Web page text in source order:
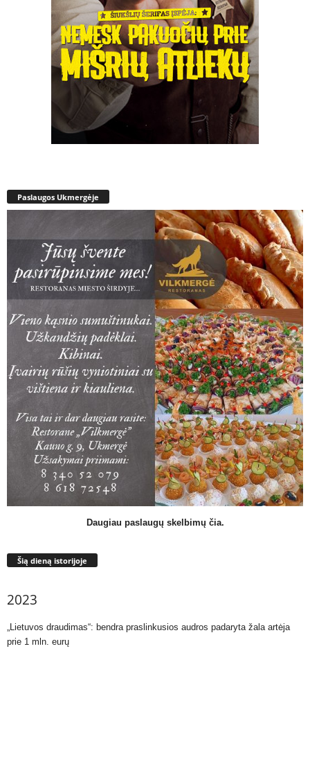
Paslaugos Ukmergėje
Daugiau paslaugų skelbimų čia.
Šią dieną istorijoje
2023
„Lietuvos draudimas“: bendra praslinkusios audros padaryta žala artėja
prie 1 mln. eurų